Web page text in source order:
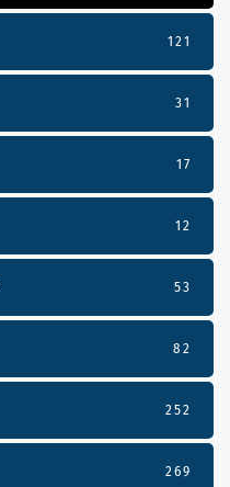
121
31
17
12
53
82
252
269